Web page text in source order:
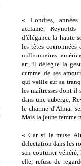
« Londres,
acclamé, Reynolds
d’élégance la haute
les têtes couronnées
millionnaires
art, il délègue la
comme de ses
qui veille sur sa
les maîtresses dont il
dans une auberge,
le charme d’Alma,
Mais la jeune femme
« Car si la muse
délectation dans les
son couturier
elle, refuse de